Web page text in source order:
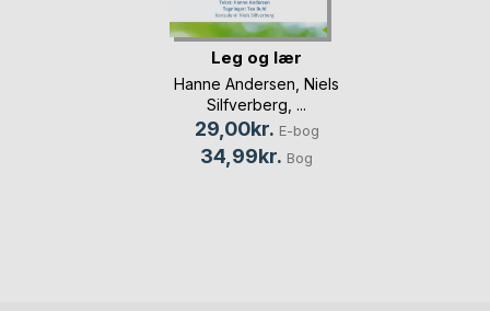
Leg og lær
Hanne Andersen Niels
Silfverberg , ...
29,00kr. E-bog
34,99kr. Bog